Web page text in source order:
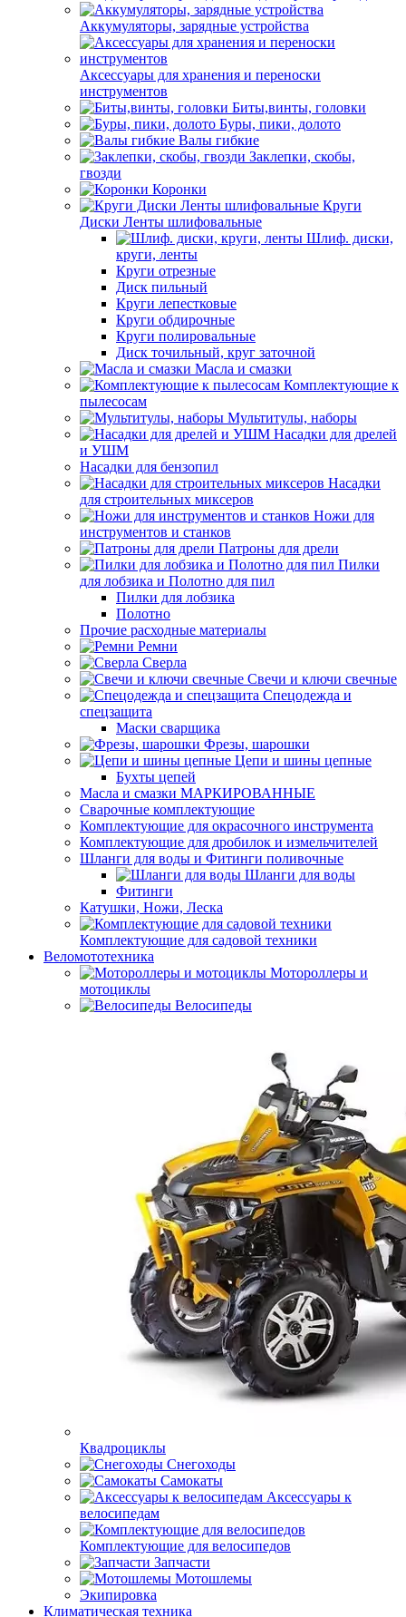
Аккумуляторы, зарядные устройства
Аксессуары для хранения и переноски
инструментов
Биты,винты, головки
Буры, пики, долото
Валы гибкие
Заклепки, скобы,
гвозди
Коронки
Круги
Диски Ленты шлифовальные
Шлиф. диски,
круги, ленты
Круги отрезные
Диск пильный
Круги лепестковые
Круги обдирочные
Круги полировальные
Диск точильный, круг заточной
Масла и смазки
Комплектующие к
пылесосам
Мультитулы, наборы
Насадки для дрелей
и УШМ
Насадки для бензопил
Насадки
для строительных миксеров
Ножи для
инструментов и станков
Патроны для дрели
Пилки
для лобзика и Полотно для пил
Пилки для лобзика
Полотно
Прочие расходные материалы
Ремни
Сверла
Свечи и ключи свечные
Спецодежда и
спецзащита
Маски сварщика
Фрезы, шарошки
Цепи и шины цепные
Бухты цепей
Масла и смазки МАРКИРОВАННЫЕ
Сварочные комплектующие
Комплектующие для окрасочного инструмента
Комплектующие для дробилок и измельчителей
Шланги для воды и Фитинги поливочные
Шланги для воды
Фитинги
Катушки, Ножи, Леска
Комплектующие для садовой техники
Веломототехника
Мотороллеры и
мотоциклы
Велосипеды
Квадроциклы
Снегоходы
Самокаты
Аксессуары к
велосипедам
Комплектующие для велосипедов
Запчасти
Мотошлемы
Экипировка
Климатическая техника